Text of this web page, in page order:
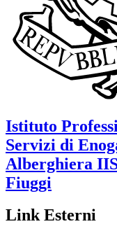
Istituto
Servizi di
Alberghiera
Fiuggi
Link Esterni